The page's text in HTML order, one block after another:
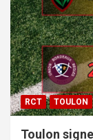
RCT TOULON
Toulon